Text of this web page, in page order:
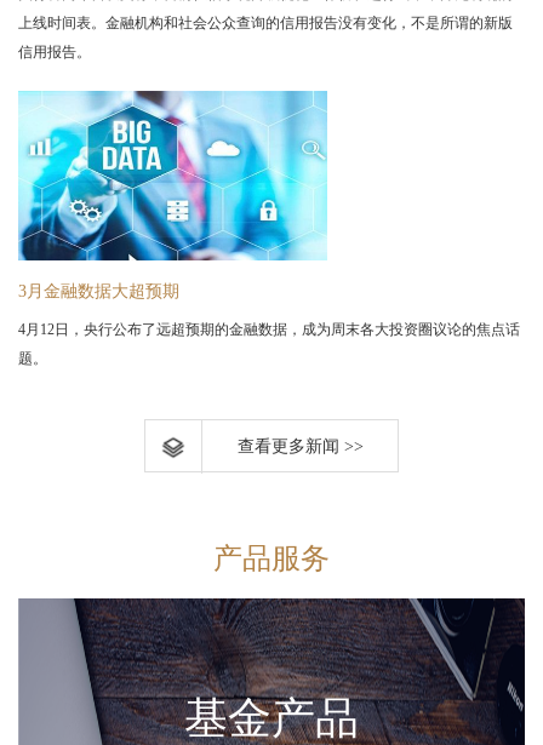
上线时间表。金融机构和社会公众查询的信用报告没有变化，不是所谓的新版
信用报告。
3月金融数据大超预期
4月12日，央行公布了远超预期的金融数据，成为周末各大投资圈议论的焦点话
题。
查看更多新闻 >>
产品服务
基金产品